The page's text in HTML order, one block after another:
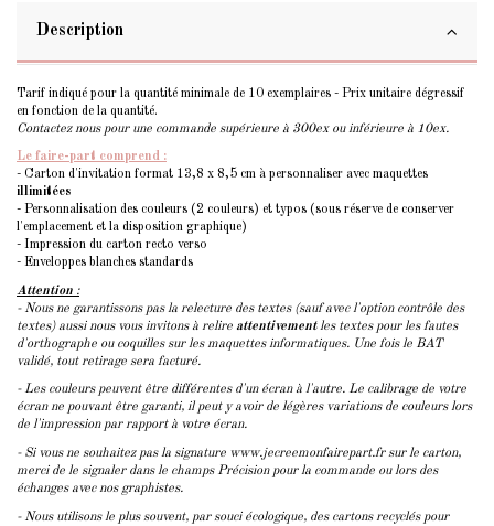
Description
Tarif indiqué pour la quantité minimale de 10 exemplaires - Prix unitaire dégressif
en fonction de la quantité.
Contactez nous pour une commande supérieure à 300ex ou inférieure à 10ex.
Le faire-part comprend :
- Carton d'invitation format 13,8 x 8,5 cm à personnaliser avec maquettes
illimitées
- Personnalisation des couleurs (2 couleurs) et typos (sous réserve de conserver
l'emplacement et la disposition graphique)
- Impression du carton recto verso
- Enveloppes blanches standards
Attention :
- Nous ne garantissons pas la relecture des textes (sauf avec l'option contrôle des
textes) aussi nous vous invitons à relire attentivementles textes pour les fautes
d'orthographe ou coquilles sur les maquettes informatiques. Une fois le BAT
validé, tout retirage sera facturé.
- Les couleurs peuvent être différentes d'un écran à l'autre. Le calibrage de votre
écran ne pouvant être garanti, il peut y avoir de légères variations de couleurs lors
de l'impression par rapport à votre écran.
- Si vous ne souhaitez pas la signature www.jecreemonfairepart.fr sur le carton,
merci de le signaler dans le champs Précision pour la commande ou lors des
échanges avec nos graphistes.
- Nous utilisons le plus souvent, par souci écologique, des cartons recyclés pour